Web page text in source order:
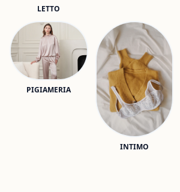
LETTO
PIGIAMERIA
INTIMO